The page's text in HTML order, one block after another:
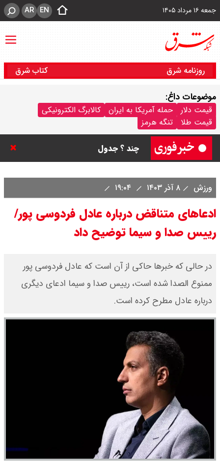
جمعه ۱۶ مرداد ۱۴۰۵ EN
AR
روزنامه شرق کتاب شرق
موضوعات داغ:
قیمت دلار حمله آمریکا به ایران
کالابرگ الکترونیکی
قیمت طلا
تنگه هرمز
چند ؟ جدول
به تنگه هرمز را کلید زدند + جزییات
ورزش ۸ آذر ۱۴۰۳
ادعاهای متناقض درباره عادل فردوسی پور/
رییس صدا و سیما توضیح داد
در حالی که خبرها حاکی از آن است که عادل فردوسی پور
ممنوع الصدا شده است، رییس صدا و سیما ادعای دیگری
درباره عادل مطرح کرده است.